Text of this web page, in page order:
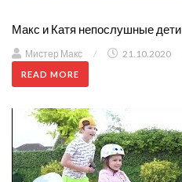
Макс и Катя непослушные дети
Мистер Макс / 21.10.2020
READ MORE